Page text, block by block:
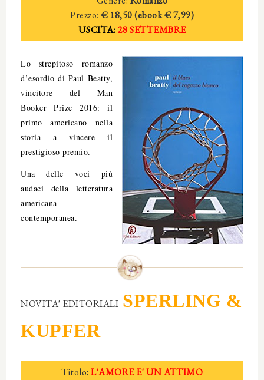
Prezzo: € 18,50 (ebook € 7,99)
USCITA:28 SETTEMBRE
Lo strepitoso romanzo
d’esordio di Paul Beatty,
vincitore del Man
Booker Prize 2016: il
primo americano nella
storia a vincere il
prestigioso premio.
Una delle voci più
audaci della letteratura
americana
contemporanea.
NOVITA' EDITORIALI SPERLING &
KUPFER
Titolo:L'AMORE E' UN ATTIMO